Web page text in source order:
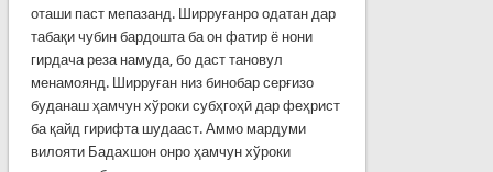
оташи паст мепазанд. Ширруғанро одатан дар
табақи чубин бардошта ба он фатир ё нони
гирдача реза намуда, бо даст тановул
менамоянд. Ширруған низ бинобар серғизо
буданаш ҳамчун хўроки субҳгоҳӣ дар феҳрист
ба қайд гирифта шудааст. Аммо мардуми
вилояти Бадахшон онро ҳамчун хўроки